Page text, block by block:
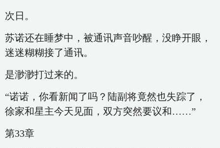
次日。
苏诺还在睡梦中，被通讯声音吵醒，没睁开眼，
迷迷糊糊接了通讯。
是渺渺打过来的。
“诺诺，你看新闻了吗？陆副将竟然也失踪了，
徐家和星主今天见面，双方突然要议和……”
第33章